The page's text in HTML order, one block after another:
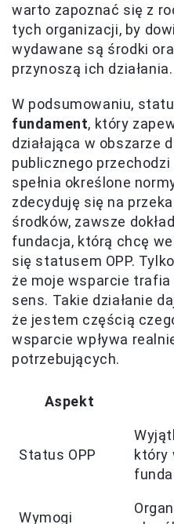
warto zapoznać się z
tych organizacji, by
wydawane są środki
przynoszą ich działania.
W podsumowaniu,
fundament, który
działająca w obszarze
publicznego
spełnia określone
zdecyduję się na
środków, zawsze
fundacja, którą chcę
się statusem OPP.
że moje wsparcie trafia
sens. Takie działanie
że jestem częścią
wsparcie wpływa
potrzebujących.
Aspekt
Status OPP
który
Wymogi